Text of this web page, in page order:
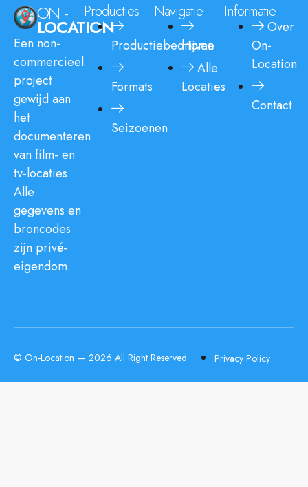
ON -
LOCATION
Een non-
commercieel
project
gewijd aan
het
documenteren
van film- en
tv-locaties.
Alle
gegevens en
broncodes
zijn privé-
eigendom.
Producties
Productiebedrijven
Formats
Seizoenen
Navigatie
Home
Alle
Locaties
Informatie
Over
On-
Location
Contact
© On-Location — 2026 All Right Reserved Privacy Policy